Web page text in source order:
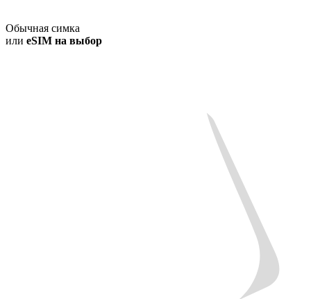
Обычная симка
или eSIM на выбор